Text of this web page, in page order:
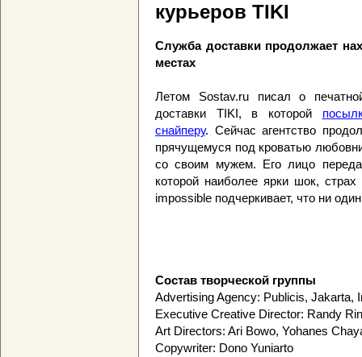
курьеров TIKI
Служба доставки продолжает
местах
Летом Sostav.ru писал о
доставки TIKI, в которой
снайперу. Сейчас агентство
прячущемуся под кроватью
со своим мужем. Его лицо
которой наиболее ярки шок,
impossible подчеркивает, что ни
Состав творческой группы
Advertising Agency: Publicis, Jakarta,
Executive Creative Director: Randy
Art Directors: Ari Bowo, Yohanes
Copywriter: Dono Yuniarto